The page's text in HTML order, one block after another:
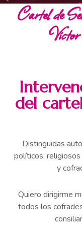
del
Distinguidas
políticos,
y
Quiero dirigirme
todos los
Cartel de